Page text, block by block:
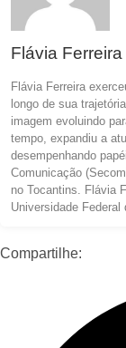
Flávia Ferreira
Flávia Ferreira
longo de sua
imagem evoluindo
tempo, expandiu a
desempenhando
Comunicação
no Tocantins. Flávia
Universidade
Compartilhe: